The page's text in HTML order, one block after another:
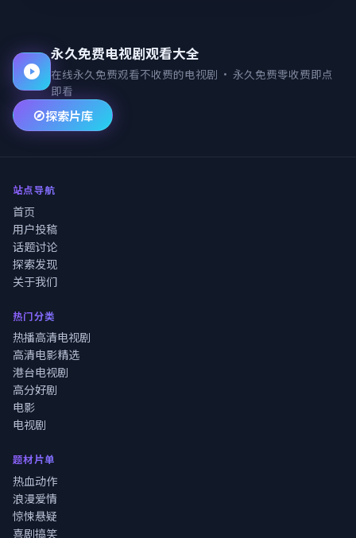
永久免费电视剧观看大全
在线永久免费观看不收费的电视剧 · 永久免费零收费即点
即看
探索片库
站点导航
首页
用户投稿
话题讨论
探索发现
关于我们
热门分类
热播高清电视剧
高清电影精选
港台电视剧
高分好剧
电影
电视剧
题材片单
热血动作
浪漫爱情
惊悚悬疑
喜剧搞笑